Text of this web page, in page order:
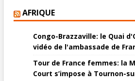
AFRIQUE
Congo-Brazzaville: le Quai
vidéo de l'ambassade de
Tour de France femmes: la
Court s’impose à Tournon-